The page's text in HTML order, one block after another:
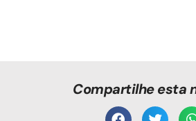
Compartilhe esta